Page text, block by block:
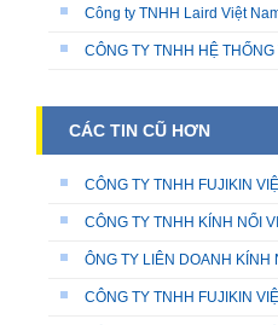
Công ty TNHH Laird Việt
CÔNG TY TNHH HỆ
CÁC TIN CŨ HƠN
CÔNG TY TNHH FUJIKIN
CÔNG TY TNHH KÍNH NỔI
ÔNG TY LIÊN DOANH KÍNH
CÔNG TY TNHH FUJIKIN